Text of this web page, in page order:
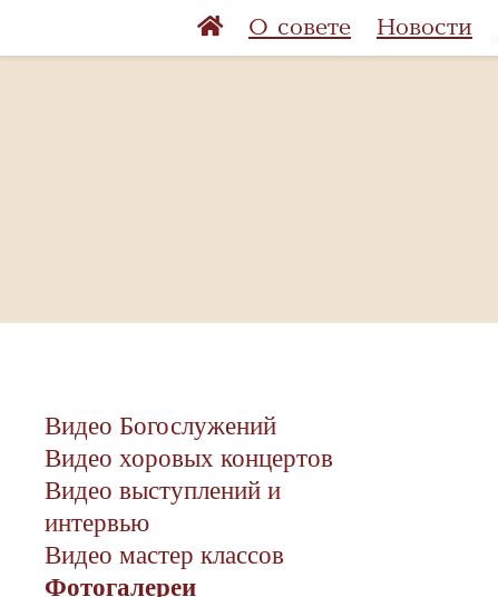
О совете Новости
Видео Богослужений
Видео хоровых концертов
Видео выступлений и
интервью
Видео мастер классов
Фотогалереи